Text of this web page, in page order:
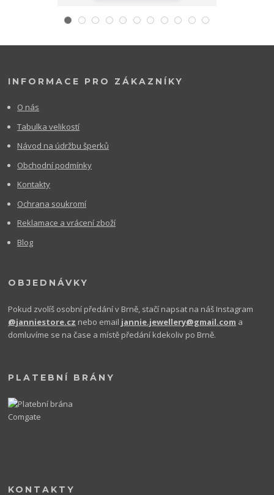
INFORMACE PRO ZÁKAZNÍKY
O nás
Tabulka velikostí
Návod na údržbu šperků
Obchodní podmínky
Kontakty
Ochrana soukromí
Reklamace a vrácení zboží
Blog
OBJEDNÁVKY
Pokud zvolíš osobní předání v Brně, stačí napsat na náš Instagram
@janniestore.cz nebo email jannie.jewellery@gmail.com a
domluvíme se na čase a místě předání kdekoliv po Brně.
PLATEBNÍ BRÁNY
KONTAKTY